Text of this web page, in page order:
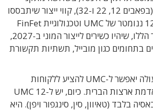
ייצור שלה באריזונה (בפאבים 12, 22 ו-32), קווי ייצור שיתבססו
על תהליך הייצור ב-12 ננומטר של UMC וטכנולוגיית FinFet
של אינטל. קווי היצור הללו, שיהיו כשירים לייצור המוני ב-2027,
בתחומים כגון מובייל, תשתיות תקשורת
למעשה, שיתוף הפעולה יאפשר ל-UMC להציע ללקוחות
שירותי ייצור גם על אדמת ארצות הברית. כיום, יש ל-UMC 12
בלבד (טאיוון, סין, סינגפור ויפן). היא